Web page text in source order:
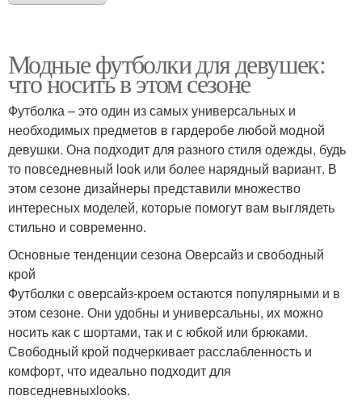
Модные футболки для девушек:
что носить в этом сезоне
Футболка – это один из самых универсальных и
необходимых предметов в гардеробе любой модной
девушки. Она подходит для разного стиля одежды, будь
то повседневный look или более нарядный вариант. В
этом сезоне дизайнеры представили множество
интересных моделей, которые помогут вам выглядеть
стильно и современно.
Основные тенденции сезона Оверсайз и свободный
крой
Футболки с оверсайз-кроем остаются популярными и в
этом сезоне. Они удобны и универсальны, их можно
носить как с шортами, так и с юбкой или брюками.
Свободный крой подчеркивает расслабленность и
комфорт, что идеально подходит для
повседневныхlooks.